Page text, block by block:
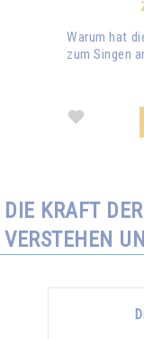
Warum hat
zum Singen
DIE KRAFT
VERSTEHEN